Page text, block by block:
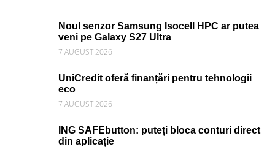
Noul senzor Samsung Isocell HPC ar putea
veni pe Galaxy S27 Ultra
7 AUGUST 2026
UniCredit oferă finanțări pentru tehnologii
eco
7 AUGUST 2026
ING SAFEbutton: puteți bloca conturi direct
din aplicație